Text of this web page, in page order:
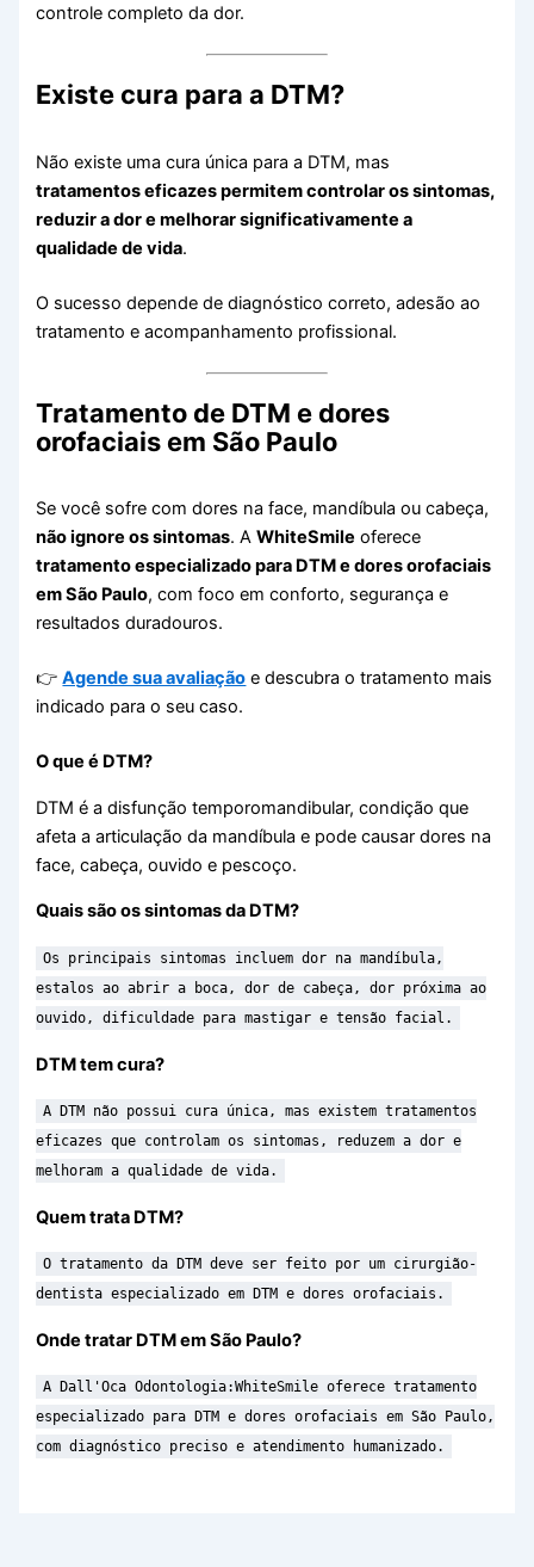
controle completo da dor.
Existe cura para a DTM?
Não existe uma cura única para a DTM, mas
tratamentos eficazes permitem controlar os sintomas,
reduzir a dor e melhorar significativamente a
qualidade de vida.
O sucesso depende de diagnóstico correto, adesão ao
tratamento e acompanhamento profissional.
Tratamento de DTM e dores
orofaciais em São Paulo
Se você sofre com dores na face, mandíbula ou cabeça,
não ignore os sintomas. AWhiteSmile oferece
tratamento especializado para DTM e dores orofaciais
em São Paulo, com foco em conforto, segurança e
resultados duradouros.
👉Agende sua avaliação e descubra o tratamento mais
indicado para o seu caso.
O que é DTM?
DTM é a disfunção temporomandibular, condição que
afeta a articulação da mandíbula e pode causar dores na
face, cabeça, ouvido e pescoço.
Quais são os sintomas da DTM?
Os principais sintomas incluem dor na mandíbula,
estalos ao abrir a boca, dor de cabeça, dor próxima ao
ouvido, dificuldade para mastigar e tensão facial.
DTM tem cura?
A DTM não possui cura única, mas existem tratamentos
eficazes que controlam os sintomas, reduzem a dor e
melhoram a qualidade de vida.
Quem trata DTM?
O tratamento da DTM deve ser feito por um cirurgião-
dentista especializado em DTM e dores orofaciais.
Onde tratar DTM em São Paulo?
A Dall'Oca Odontologia:WhiteSmile oferece tratamento
especializado para DTM e dores orofaciais em São Paulo,
com diagnóstico preciso e atendimento humanizado.